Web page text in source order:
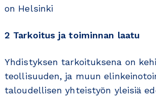
on Helsinki
2 Tarkoitus ja toiminnan laatu
Yhdistyksen tarkoituksena on
teollisuuden, ja muun
taloudellisen yhteistyön yleisiä